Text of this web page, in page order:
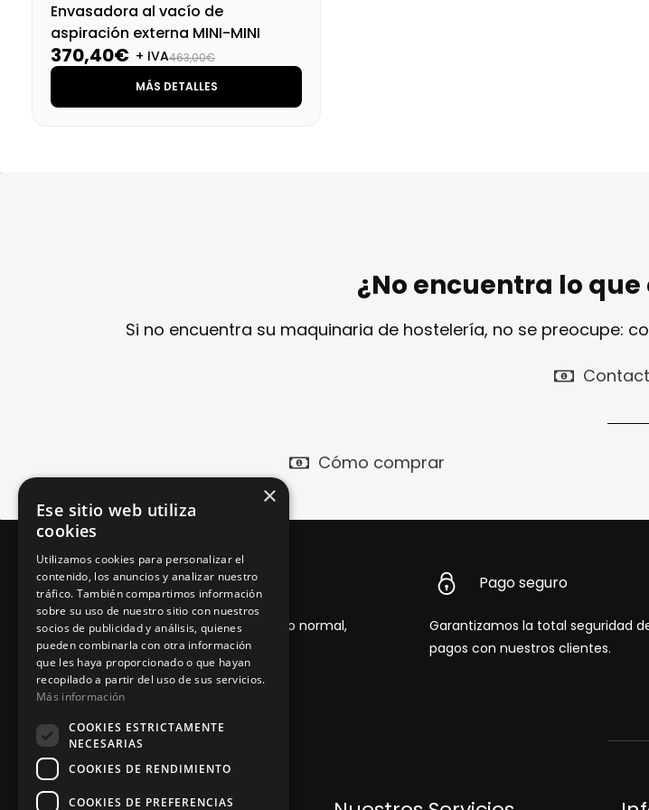
Envasadora al vacío de
aspiración externa MINI-MINI
370,40€ + IVA463,00€
MÁS DETALLES
¿No encuentra lo
Si no encuentra su maquinaria de hostelería, no se preocupe:
Cómo comprar
Garantía 1 año
Desde la entrega del producto, con uso normal,
adecuado y mantenimiento
Pago seguro
Garantizamos la total seguridad
pagos con nuestros clientes.
×
Ese sitio web utiliza
cookies
Utilizamos cookies para personalizar el
contenido, los anuncios y analizar nuestro
tráfico. También compartimos información
sobre su uso de nuestro sitio con nuestros
socios de publicidad y análisis, quienes
pueden combinarla con otra información
que les haya proporcionado o que hayan
recopilado a partir del uso de sus servicios.
Más información
COOKIES ESTRICTAMENTE
NECESARIAS
COOKIES DE RENDIMIENTO
COOKIES DE PREFERENCIAS